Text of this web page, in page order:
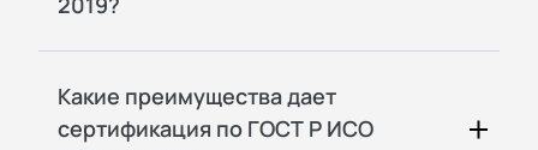
Какие преимущества дает
сертификация по ГОСТ Р ИСО